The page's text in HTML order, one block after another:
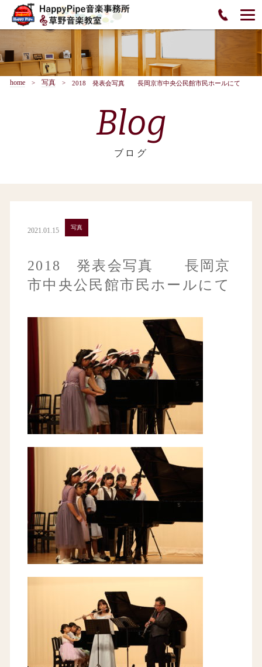
home 写真 2018 発表会写真 長岡京市中央公民館市民ホールにて
Blog
ブログ
2021.01.15 写真
2018 発表会写真 長岡京
市中央公民館市民ホールにて